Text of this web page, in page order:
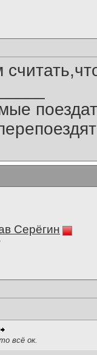
Серёгин
всё ок.